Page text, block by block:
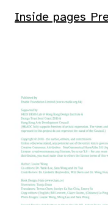
Inside pages